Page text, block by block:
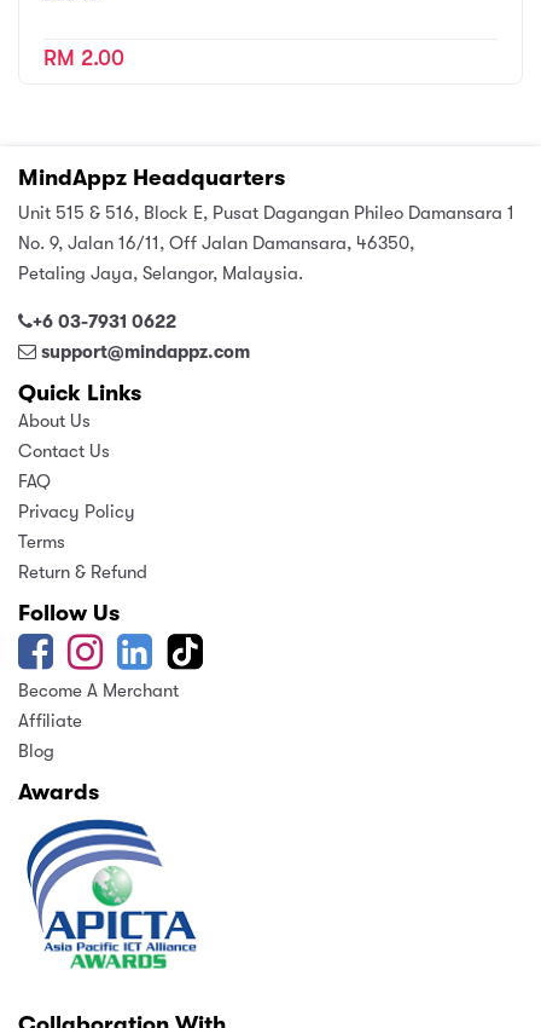
RM 2.00
MindAppz Headquarters
Unit 515 & 516, Block E, Pusat Dagangan Phileo Damansara 1
No. 9, Jalan 16/11, Off Jalan Damansara, 46350,
Petaling Jaya, Selangor, Malaysia.
+6 03-7931 0622
support@mindappz.com
Quick Links
About Us
Contact Us
FAQ
Privacy Policy
Terms
Return & Refund
Follow Us
Become A Merchant
Affiliate
Blog
Awards